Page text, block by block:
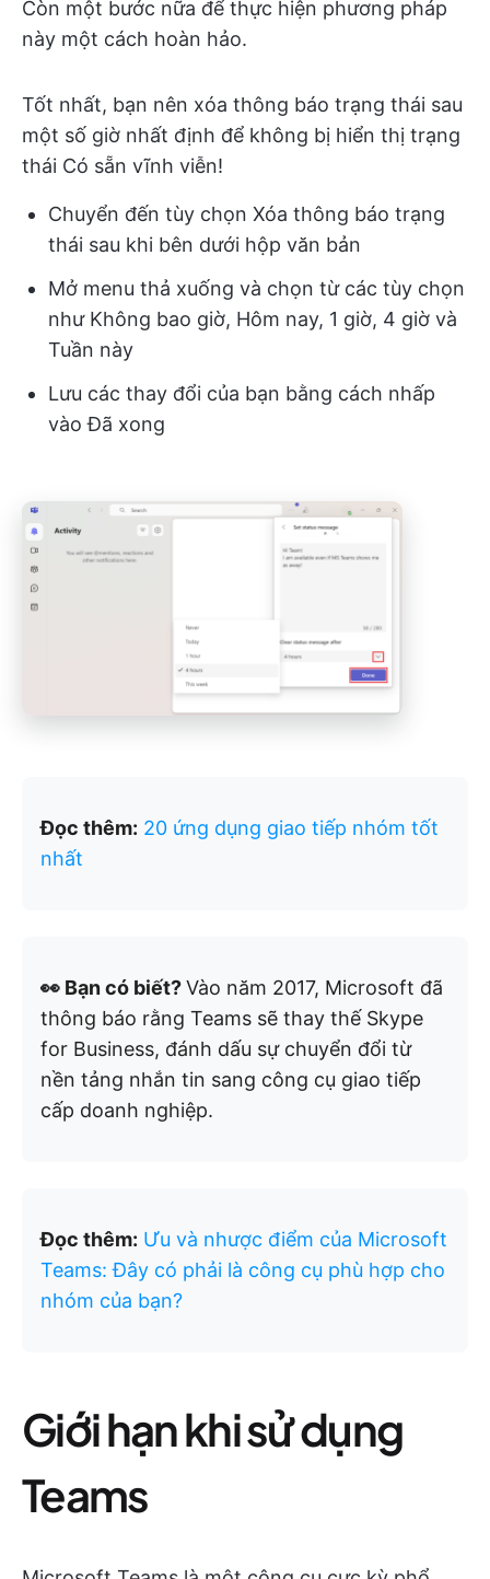
Còn một bước nữa để thực hiện phương pháp
này một cách hoàn hảo.
Tốt nhất, bạn nên xóa thông báo trạng thái sau
một số giờ nhất định để không bị hiển thị trạng
thái Có sẵn vĩnh viễn!
Chuyển đến tùy chọn Xóa thông báo trạng
thái sau khi bên dưới hộp văn bản
Mở menu thả xuống và chọn từ các tùy chọn
như Không bao giờ, Hôm nay, 1 giờ, 4 giờ và
Tuần này
Lưu các thay đổi của bạn bằng cách nhấp
vào Đã xong
Đọc thêm: 20 ứng dụng giao tiếp nhóm tốt
nhất
👀 Bạn có biết?Vào năm 2017, Microsoft đã
thông báo rằng Teams sẽ thay thế Skype
for Business, đánh dấu sự chuyển đổi từ
nền tảng nhắn tin sang công cụ giao tiếp
cấp doanh nghiệp.
Đọc thêm: Ưu và nhược điểm của Microsoft
Teams: Đây có phải là công cụ phù hợp cho
nhóm của bạn?
Giới hạn khi sử dụng
Teams